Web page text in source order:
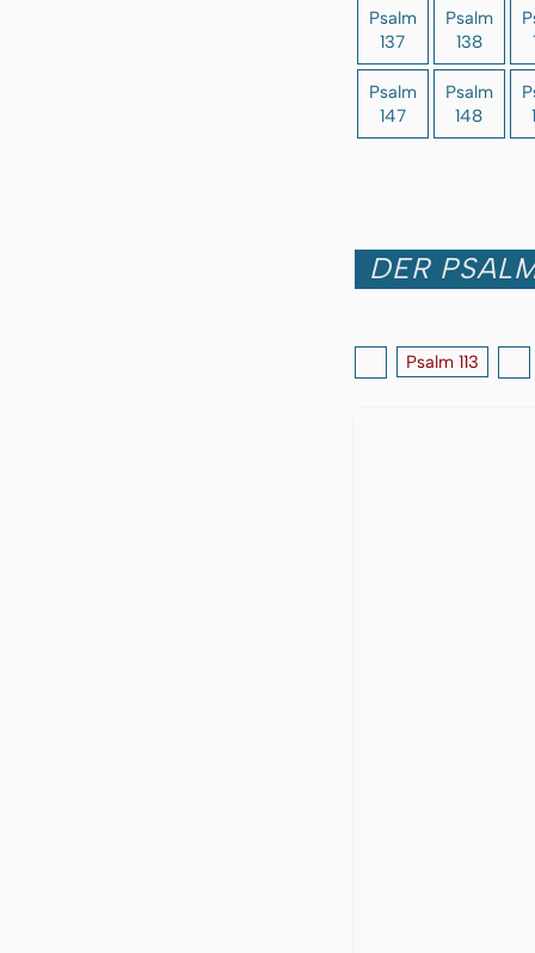
Psalm
137
Psalm
138
Psalm
147
Psalm
148
DER
Psalm 113